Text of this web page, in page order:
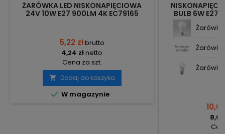
ŻARÓWKA LED NISKONAPIĘCIOWA
24V 10W E27 900LM 4K EC79165
5,22 złbrutto
4,24 złnetto
Cena za szt.
 Dodaj do koszyka
 W magazynie
BULB 6W
700LM
Żarówka